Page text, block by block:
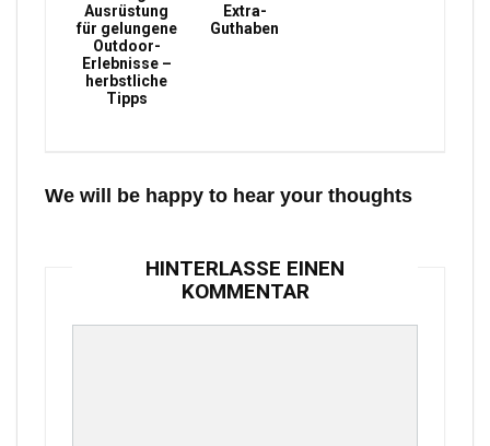
Ausrüstung
für gelungene
Outdoor-
Erlebnisse –
herbstliche
Tipps
Extra-
Guthaben
We will be happy to hear your thoughts
HINTERLASSE EINEN
KOMMENTAR